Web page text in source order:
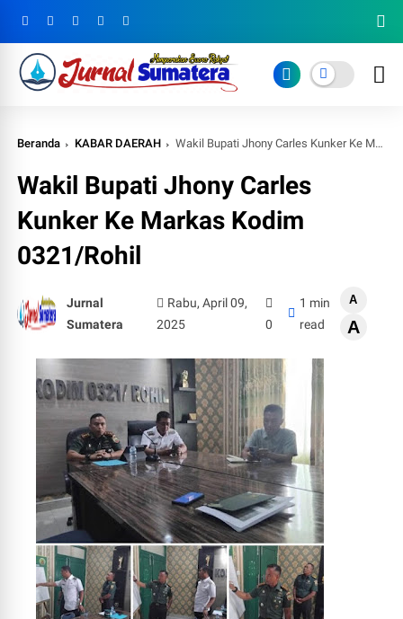
Beranda KABAR DAERAH Wakil Bupati Jhony Carles Kunker Ke Markas Kodim 0321/Rohil
Wakil Bupati Jhony Carles
Kunker Ke Markas Kodim
0321/Rohil
Jurnal
Sumatera
Rabu, April 09,
2025
0
1 min
read
A
A